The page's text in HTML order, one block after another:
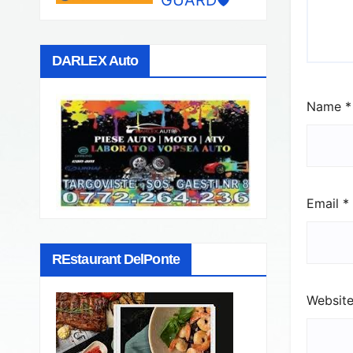
DARLEX Auto
REstaurant DelPonte
Name *
Email *
Website